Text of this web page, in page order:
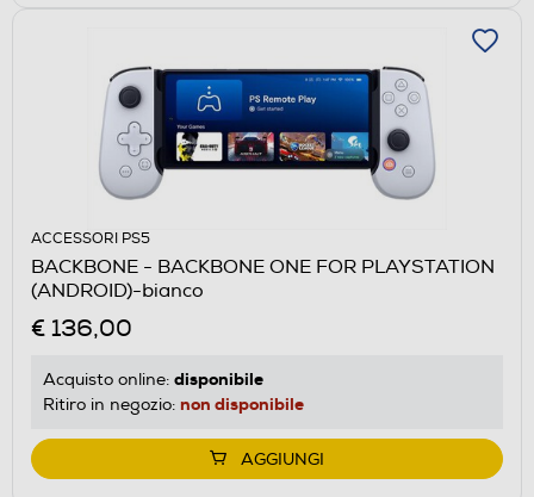
ACCESSORI PS5
BACKBONE - BACKBONE ONE FOR PLAYSTATION
(ANDROID)-bianco
€ 136,00
Acquisto online: disponibile
Ritiro in negozio: non disponibile
AGGIUNGI